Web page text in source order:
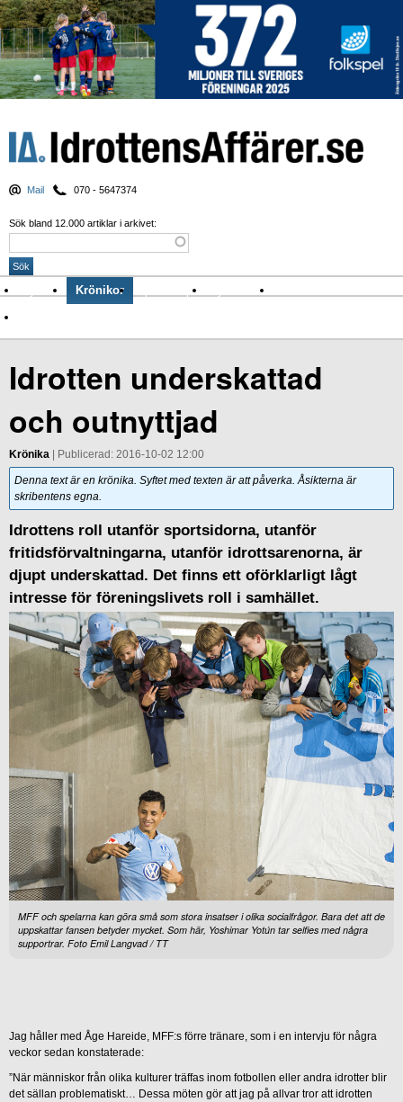
Mail 070 - 5647374
Sök bland 12.000 artiklar i arkivet:
Nyheter Krönikor Sport & spel Nyhetsbrev
Idrotten underskattad
och outnyttjad
Krönika | Publicerad: 2016-10-02 12:00
Denna text är en krönika. Syftet med texten är att påverka. Åsikterna är
skribentens egna.
Idrottens roll utanför sportsidorna, utanför
fritidsförvaltningarna, utanför idrottsarenorna, är
djupt underskattad. Det finns ett oförklarligt lågt
intresse för föreningslivets roll i samhället.
MFF och spelarna kan göra små som stora insatser i olika socialfrågor. Bara det att de
uppskattar fansen betyder mycket. Som här, Yoshimar Yotún tar selfies med några
supportrar. Foto Emil Langvad / TT
Jag håller med Åge Hareide, MFF:s förre tränare, som i en intervju för några
veckor sedan konstaterade:
”När människor från olika kulturer träffas inom fotbollen eller andra idrotter blir
det sällan problematiskt… Dessa möten gör att jag på allvar tror att idrotten